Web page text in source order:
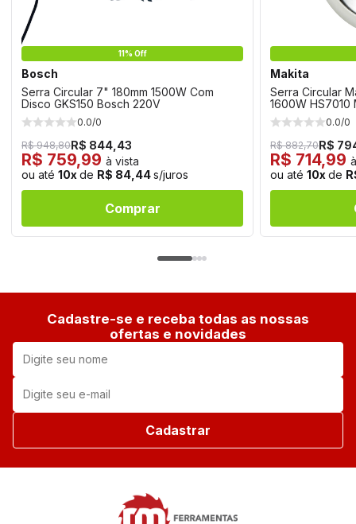
11% Off
Bosch
Serra Circular 7" 180mm 1500W Com
Disco GKS150 Bosch 220V
0.0/0
R$ 948,80R$ 844,43
R$ 759,99 à vista
ou até 10x de R$ 84,44s/juros
Comprar
Makita
Serra Circular
1600W HS7010
0.0/0
R$ 882,70R$
R$ 714,99
ou até 10x de
Cadastre-se e receba todas as nossas
ofertas e novidades
Cadastrar